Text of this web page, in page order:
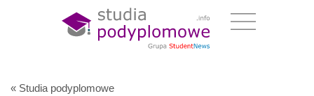
« Studia podyplomowe